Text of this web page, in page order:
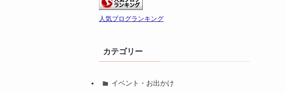
人気ブログランキング
カテゴリー
イベント・お出かけ